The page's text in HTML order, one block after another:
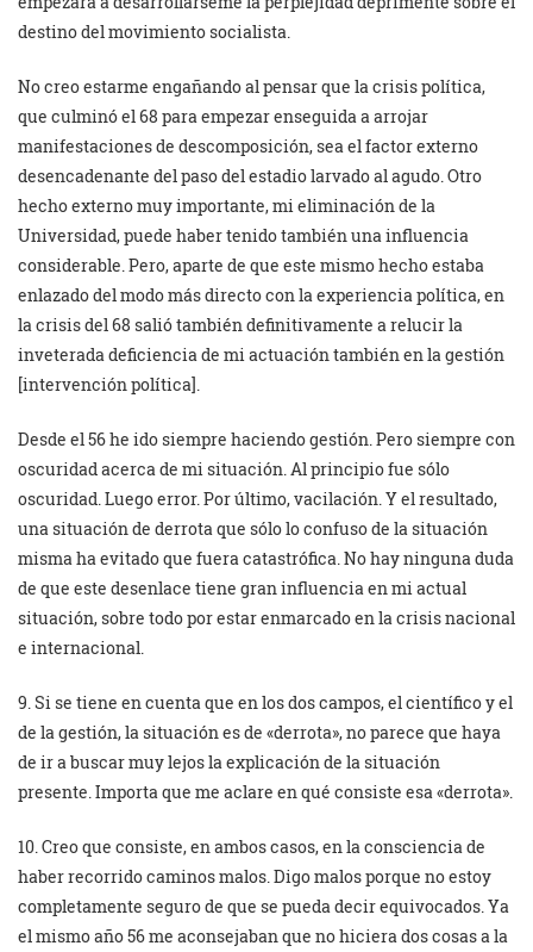
destino del movimiento socialista.
No creo estarme engañando al pensar que la crisis política,
que culminó el 68 para empezar enseguida a arrojar
manifestaciones de descomposición, sea el factor externo
desencadenante del paso del estadio larvado al agudo. Otro
hecho externo muy importante, mi eliminación de la
Universidad, puede haber tenido también una influencia
considerable. Pero, aparte de que este mismo hecho estaba
enlazado del modo más directo con la experiencia política, en
la crisis del 68 salió también definitivamente a relucir la
inveterada deficiencia de mi actuación también en la gestión
[intervención política].
Desde el 56 he ido siempre haciendo gestión. Pero siempre con
oscuridad acerca de mi situación. Al principio fue sólo
oscuridad. Luego error. Por último, vacilación. Y el resultado,
una situación de derrota que sólo lo confuso de la situación
misma ha evitado que fuera catastrófica. No hay ninguna duda
de que este desenlace tiene gran influencia en mi actual
situación, sobre todo por estar enmarcado en la crisis nacional
e internacional.
9. Si se tiene en cuenta que en los dos campos, el científico y el
de la gestión, la situación es de «derrota», no parece que haya
de ir a buscar muy lejos la explicación de la situación
presente. Importa que me aclare en qué consiste esa «derrota».
10. Creo que consiste, en ambos casos, en la consciencia de
haber recorrido caminos malos. Digo malos porque no estoy
completamente seguro de que se pueda decir equivocados. Ya
el mismo año 56 me aconsejaban que no hiciera dos cosas a la